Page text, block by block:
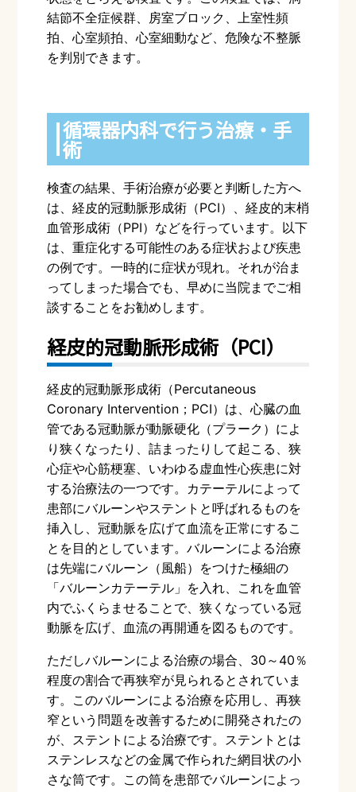
結節不全症候群、房室ブロック、上室性頻
拍、心室頻拍、心室細動など、危険な不整脈
を判別できます。
循環器内科で行う治療・手
術
検査の結果、手術治療が必要と判断した方へ
は、経皮的冠動脈形成術（PCI）、経皮的末梢
血管形成術（PPI）などを行っています。以下
は、重症化する可能性のある症状および疾患
の例です。一時的に症状が現れ。それが治ま
ってしまった場合でも、早めに当院までご相
談することをお勧めします。
経皮的冠動脈形成術（PCI）
経皮的冠動脈形成術（Percutaneous
Coronary Intervention； PCI）は、心臓の血
管である冠動脈が動脈硬化（プラーク）によ
り狭くなったり、詰まったりして起こる、狭
心症や心筋梗塞、いわゆる虚血性心疾患に対
する治療法の一つです。カテーテルによって
患部にバルーンやステントと呼ばれるものを
挿入し、冠動脈を広げて血流を正常にするこ
とを目的としています。バルーンによる治療
は先端にバルーン（風船）をつけた極細の
「バルーンカテーテル」を入れ、これを血管
内でふくらませることで、狭くなっている冠
動脈を広げ、血流の再開通を図るものです。
ただしバルーンによる治療の場合、 30 ～ 40 ％
程度の割合で再狭窄が見られるとされていま
す。このバルーンによる治療を応用し、再狭
窄という問題を改善するために開発されたの
が、ステントによる治療です。ステントとは
ステンレスなどの金属で作られた網目状の小
さな筒です。この筒を患部でバルーンによっ